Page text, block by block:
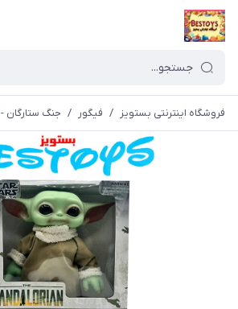
فروشگاه اینترنتی بستویز / فیگور / جنگ ستارگان - Star Wars